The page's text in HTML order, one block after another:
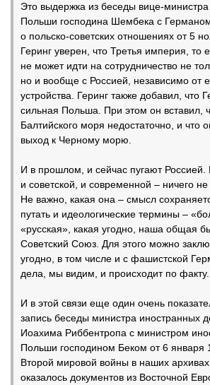
Это выдержка из беседы вице-
Польши господина Шембека с
о польско-советских отношениях от 5
Геринг уверен, что Третья империя, то
не может идти на сотрудничество не
но и вообще с Россией, независимо от
устройства. Геринг также добавил, что
сильная Польша. При этом он вставил,
Балтийского моря недостаточно, и что
выход к Черному морю.
И в прошлом, и сейчас пугают Россией.
и советской, и современной – ничего не
Не важно, какая она – смысл
путать и идеологические термины –
«русская», какая угодно, наша общая
Советский Союз. Для этого можно
угодно, в том числе и с фашистской
дела, мы видим, и происходит по факту.
И в этой связи еще один очень
запись беседы министра иностранных
Иоахима Риббентропа с министром
Польши господином Беком от 6 января
Второй мировой войны в наших
оказалось документов из Восточной